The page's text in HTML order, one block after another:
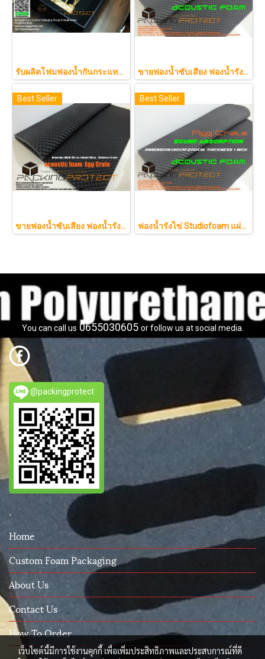
รับผลิตโฟมฟองน้ำกันกระแทกรับออกแบบบรรจุภัณฑ์โมเดล art toy ต่างๆ ขายฟองน้ำซับเสียง ฟองน้ำรังไข่ แผ่นซับเสียงห้อง ราคาถูกฟองน้ำรังไข่ แผ่นซับเสียงรังไข่ แผ่นซับเสียงรังไข่ Acoustic foam สีเ
Best Seller
ขายฟองน้ำซับเสียง ฟองน้ำรังไข่ แผ่นซับเสียงห้อง ราคาถูกฟองน้ำรังไข่ แผ่นซับเสียงรังไข่ แผ่นซับเสียงรังไข่ Acoustic foam สีเทาดำขนาดใหญ่ 130*200ซม.หนา1.5นิ้วราคา350บาท(copy)
Best Seller
ฟองน้ำรังไข่ Studiofoam แผ่นซับเสียงห้อง แผ่นซับเสียงรังไข่ แผ่นซับเสียงรังไข่ Acoustic foam สีเทาดำขนาดใหญ่ 125*200ซม.หนา1นิ้วราคา290บาท
You can call us 0655030605 or follow us at social media.
@packingprotect
.
Home
Custom Foam Packaging
About Us
Contact Us
How To Order
เว็บไซต์นี้มีการใช้งานคุกกี้ เพื่อเพิ่มประสิทธิภาพและประสบการณ์ที่ดี